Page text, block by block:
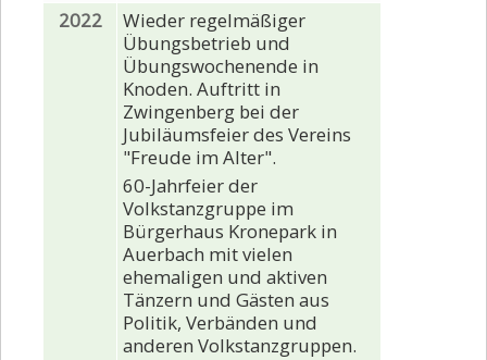
2022
Wieder regelmäßiger
Übungsbetrieb und
Übungswochenende in
Knoden. Auftritt in
Zwingenberg bei der
Jubiläumsfeier des Vereins
"Freude im Alter".
60-Jahrfeier der
Volkstanzgruppe im
Bürgerhaus Kronepark in
Auerbach mit vielen
ehemaligen und aktiven
Tänzern und Gästen aus
Politik, Verbänden und
anderen Volkstanzgruppen.